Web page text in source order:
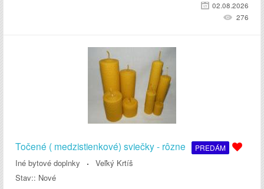
02.08.2026
276
Točené ( medzistienkové) sviečky - rôzne PREDÁM
Iné bytové doplnky
Veľký Krtíš
Stav:: Nové